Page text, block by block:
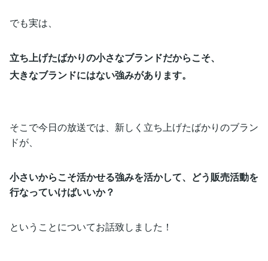
でも実は、
立ち上げたばかりの小さなブランドだからこそ、
大きなブランドにはない強みがあります。
そこで今日の放送では、新しく立ち上げたばかりのブラン
ドが、
小さいからこそ活かせる強みを活かして、どう販売活動を
行なっていけばいいか？
ということについてお話致しました！